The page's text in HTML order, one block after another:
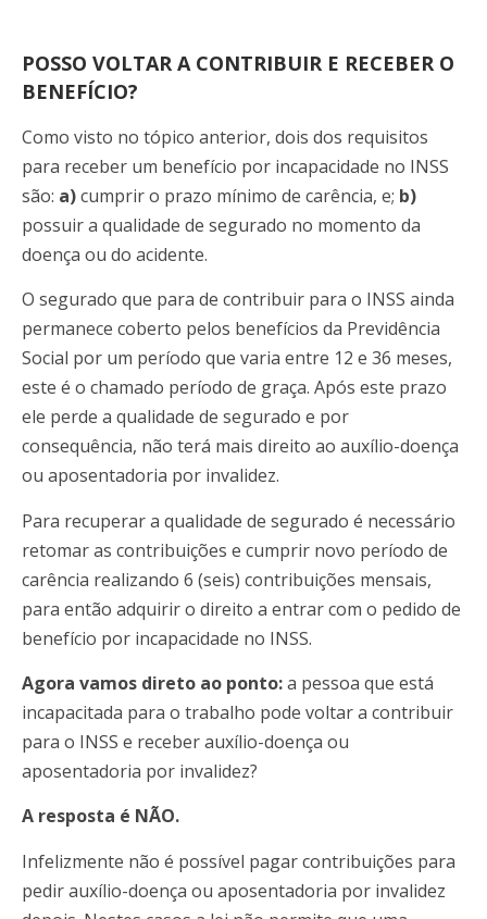
POSSO VOLTAR A CONTRIBUIR E RECEBER O
BENEFÍCIO?
Como visto no tópico anterior, dois dos requisitos
para receber um benefício por incapacidade no INSS
são: a)cumprir o prazo mínimo de carência, e; b)
possuir a qualidade de segurado no momento da
doença ou do acidente.
O segurado que para de contribuir para o INSS ainda
permanece coberto pelos benefícios da Previdência
Social por um período que varia entre 12 e 36 meses,
este é o chamado período de graça. Após este prazo
ele perde a qualidade de segurado e por
consequência, não terá mais direito ao auxílio-doença
ou aposentadoria por invalidez.
Para recuperar a qualidade de segurado é necessário
retomar as contribuições e cumprir novo período de
carência realizando 6 (seis) contribuições mensais,
para então adquirir o direito a entrar com o pedido de
benefício por incapacidade no INSS.
Agora vamos direto ao ponto:a pessoa que está
incapacitada para o trabalho pode voltar a contribuir
para o INSS e receber auxílio-doença ou
aposentadoria por invalidez?
A resposta é NÃO.
Infelizmente não é possível pagar contribuições para
pedir auxílio-doença ou aposentadoria por invalidez